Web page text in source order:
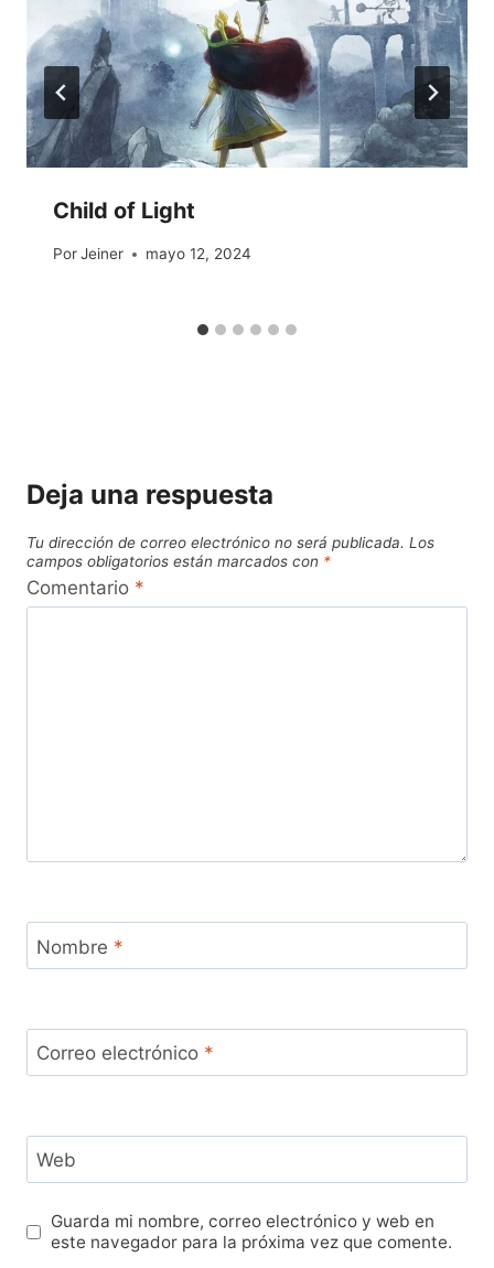
Child of Light
PorJeiner mayo 12, 2024
Deja una respuesta
Tu dirección de correo electrónico no será publicada. Los
campos obligatorios están marcados con *
Comentario *
Nombre *
Correo electrónico *
Web
Guarda mi nombre, correo electrónico y web en
este navegador para la próxima vez que comente.